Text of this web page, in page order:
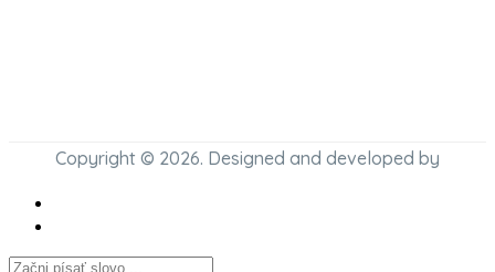
Copyright © 2026. Designed and developed by